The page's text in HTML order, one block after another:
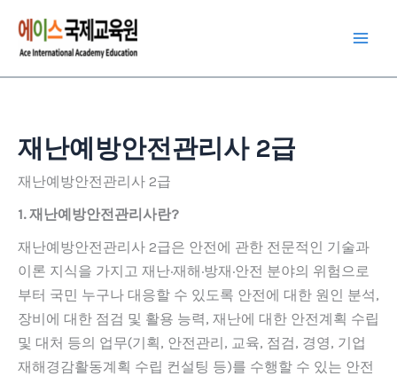
로
재난예방안전관리사 2급
재난예방안전관리사 2급
1. 재난예방안전관리사란?
재난예방안전관리사 2급은 안전에 관한 전문적인 기술과
이론 지식을 가지고 재난·재해·방재·안전 분야의 위험으로
부터 국민 누구나 대응할 수 있도록 안전에 대한 원인 분석,
장비에 대한 점검 및 활용 능력, 재난에 대한 안전계획 수립
및 대처 등의 업무(기획, 안전관리, 교육, 점검, 경영, 기업
재해경감활동계획 수립 컨설팅 등)를 수행할 수 있는 안전